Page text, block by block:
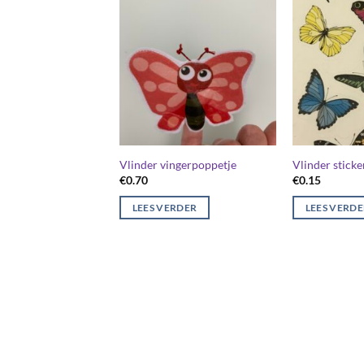
Vlinder vingerpoppetje
€0.70
LEES VERDER
Vlinder
€0.15
LEES